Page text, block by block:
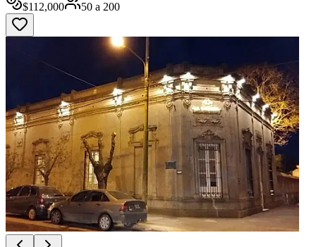
$112,000 50 a 200